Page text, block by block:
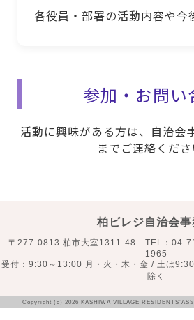
各役員・部署の活動内容や今
参加・お問い
活動に興味がある方は、自治会
までご連絡くださ
柏ビレジ自治会事
〒277-0813 柏市大室1311-48 TEL：04-
1965
受付：9:30～13:00 月・火・木・金 / 土は
除く
Copyright (c) 2026 KASHIWA VILLAGE